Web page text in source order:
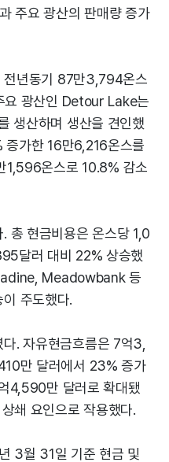
주요 광산의 판매량 증가
전년동기 87만3,794온스
요 광산인 Detour Lake는
생산하며 생산을 견인했
가한 16만6,216온스를
1,596온스로 10.8% 감소
총 현금비용은 온스당 1,0
달러 대비 22% 상승했
Meadowbank 등
주도했다.
. 자유현금흐름은 7억3,
만 달러에서 23% 증가
4,590만 달러로 확대됐
쇄 요인으로 작용했다.
3월 31일 기준 현금 및